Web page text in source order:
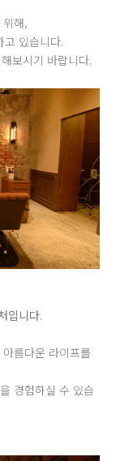
해,
고 있습니다.
보시기 바랍니다.
입니다.
름다운 라이프를
경험하실 수 있습